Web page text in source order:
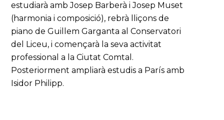
estudiarà amb Josep Barberà i Josep Muset
(harmonia i composició), rebrà lliçons de
piano de Guillem Garganta al Conservatori
del Liceu, i començarà la seva activitat
professional a la Ciutat Comtal.
Posteriorment ampliarà estudis a París amb
Isidor Philipp.